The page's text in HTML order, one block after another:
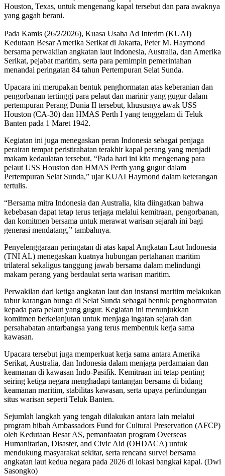
Houston, Texas, untuk mengenang kapal tersebut dan para awaknya
yang gagah berani.
Pada Kamis (26/2/2026), Kuasa Usaha Ad Interim (KUAI)
Kedutaan Besar Amerika Serikat di Jakarta, Peter M. Haymond
bersama perwakilan angkatan laut Indonesia, Australia, dan Amerika
Serikat, pejabat maritim, serta para pemimpin pemerintahan
menandai peringatan 84 tahun Pertempuran Selat Sunda.
Upacara ini merupakan bentuk penghormatan atas keberanian dan
pengorbanan tertinggi para pelaut dan marinir yang gugur dalam
pertempuran Perang Dunia II tersebut, khususnya awak USS
Houston (CA-30) dan HMAS Perth I yang tenggelam di Teluk
Banten pada 1 Maret 1942.
Kegiatan ini juga menegaskan peran Indonesia sebagai penjaga
perairan tempat peristirahatan terakhir kapal perang yang menjadi
makam kedaulatan tersebut. “Pada hari ini kita mengenang para
pelaut USS Houston dan HMAS Perth yang gugur dalam
Pertempuran Selat Sunda,” ujar KUAI Haymond dalam keterangan
tertulis.
“Bersama mitra Indonesia dan Australia, kita diingatkan bahwa
kebebasan dapat tetap terus terjaga melalui kemitraan, pengorbanan,
dan komitmen bersama untuk merawat warisan sejarah ini bagi
generasi mendatang,” tambahnya.
Penyelenggaraan peringatan di atas kapal Angkatan Laut Indonesia
(TNI AL) menegaskan kuatnya hubungan pertahanan maritim
trilateral sekaligus tanggung jawab bersama dalam melindungi
makam perang yang berdaulat serta warisan maritim.
Perwakilan dari ketiga angkatan laut dan instansi maritim melakukan
tabur karangan bunga di Selat Sunda sebagai bentuk penghormatan
kepada para pelaut yang gugur. Kegiatan ini menunjukkan
komitmen berkelanjutan untuk menjaga ingatan sejarah dan
persahabatan antarbangsa yang terus membentuk kerja sama
kawasan.
Upacara tersebut juga memperkuat kerja sama antara Amerika
Serikat, Australia, dan Indonesia dalam menjaga perdamaian dan
keamanan di kawasan Indo-Pasifik. Kemitraan ini tetap penting
seiring ketiga negara menghadapi tantangan bersama di bidang
keamanan maritim, stabilitas kawasan, serta upaya perlindungan
situs warisan seperti Teluk Banten.
Sejumlah langkah yang tengah dilakukan antara lain melalui
program hibah Ambassadors Fund for Cultural Preservation (AFCP)
oleh Kedutaan Besar AS, pemanfaatan program Overseas
Humanitarian, Disaster, and Civic Aid (OHDACA) untuk
mendukung masyarakat sekitar, serta rencana survei bersama
angkatan laut kedua negara pada 2026 di lokasi bangkai kapal. (Dwi
Sasongko)